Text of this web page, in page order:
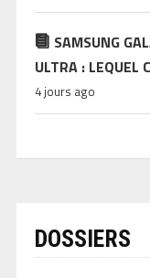
SAMSUNG
ULTRA : LEQUEL
4 jours ago
DOSSIERS